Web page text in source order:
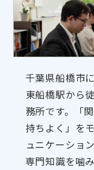
千葉県船橋市
東船橋駅から
務所です。「
持ちよく」を
ュニケーショ
専門知識を噛